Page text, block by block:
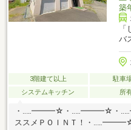
築
バ
3階建て以上 駐車
システムキッチン
所
・‥…━━━☆・‥…━━━☆・
ススメＰＯＩＮＴ！・